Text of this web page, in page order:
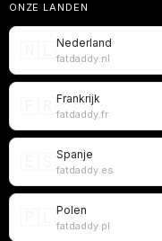
ONZE LANDEN
Nederland
fatdaddy.nl
Frankrijk
fatdaddy.fr
Spanje
fatdaddy.es
Polen
fatdaddy.pl